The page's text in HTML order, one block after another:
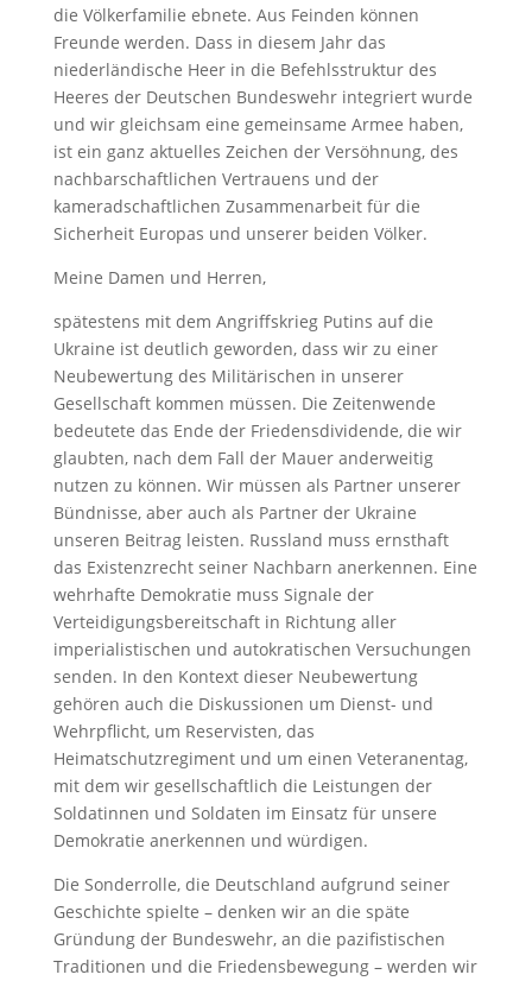
die Völkerfamilie ebnete. Aus Feinden können
Freunde werden. Dass in diesem Jahr das
niederländische Heer in die Befehlsstruktur des
Heeres der Deutschen Bundeswehr integriert wurde
und wir gleichsam eine gemeinsame Armee haben,
ist ein ganz aktuelles Zeichen der Versöhnung, des
nachbarschaftlichen Vertrauens und der
kameradschaftlichen Zusammenarbeit für die
Sicherheit Europas und unserer beiden Völker.
Meine Damen und Herren,
spätestens mit dem Angriffskrieg Putins auf die
Ukraine ist deutlich geworden, dass wir zu einer
Neubewertung des Militärischen in unserer
Gesellschaft kommen müssen. Die Zeitenwende
bedeutete das Ende der Friedensdividende, die wir
glaubten, nach dem Fall der Mauer anderweitig
nutzen zu können. Wir müssen als Partner unserer
Bündnisse, aber auch als Partner der Ukraine
unseren Beitrag leisten. Russland muss ernsthaft
das Existenzrecht seiner Nachbarn anerkennen. Eine
wehrhafte Demokratie muss Signale der
Verteidigungsbereitschaft in Richtung aller
imperialistischen und autokratischen Versuchungen
senden. In den Kontext dieser Neubewertung
gehören auch die Diskussionen um Dienst- und
Wehrpflicht, um Reservisten, das
Heimatschutzregiment und um einen Veteranentag,
mit dem wir gesellschaftlich die Leistungen der
Soldatinnen und Soldaten im Einsatz für unsere
Demokratie anerkennen und würdigen.
Die Sonderrolle, die Deutschland aufgrund seiner
Geschichte spielte – denken wir an die späte
Gründung der Bundeswehr, an die pazifistischen
Traditionen und die Friedensbewegung – werden wir